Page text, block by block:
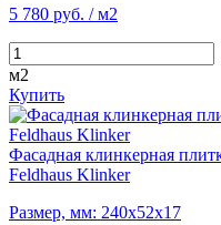
5 780 руб. / м2
м2
Купить
Фасадная клинкерная
Feldhaus Klinker
Размер, мм: 240х52х17